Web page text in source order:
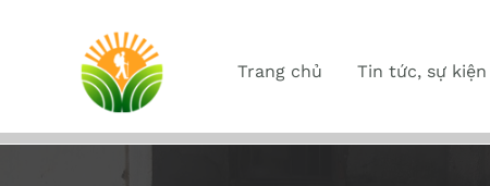
Trang chủ Tin tức, sự kiện